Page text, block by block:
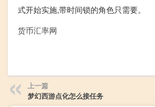
式开始实施,带时间锁的角色只需要。
货币汇率网
上一篇
梦幻西游点化怎么接任务